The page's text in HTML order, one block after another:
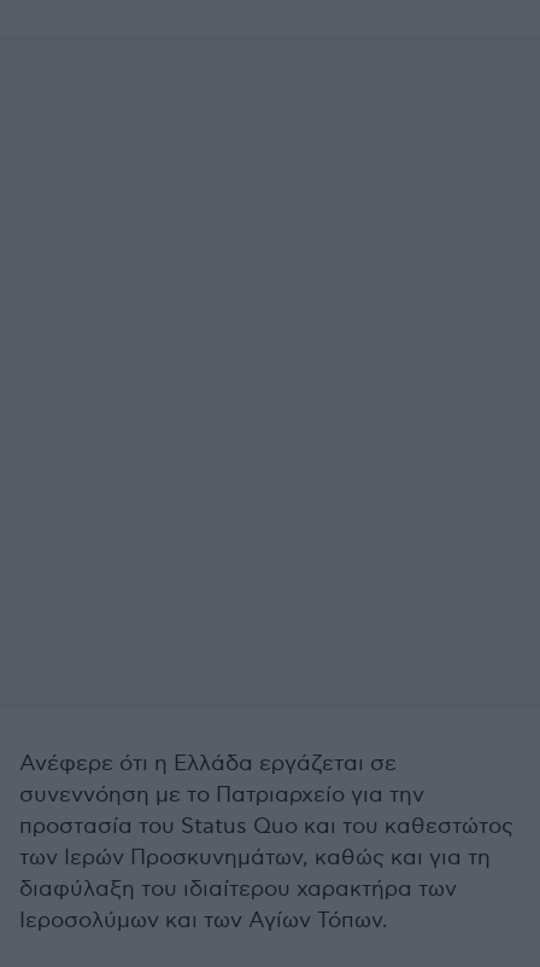
Ανέφερε ότι η Ελλάδα εργάζεται σε
συνεννόηση με το Πατριαρχείο για την
προστασία του Status Quo και του καθεστώτος
των Ιερών Προσκυνημάτων, καθώς και για τη
διαφύλαξη του ιδιαίτερου χαρακτήρα των
Ιεροσολύμων και των Αγίων Τόπων.